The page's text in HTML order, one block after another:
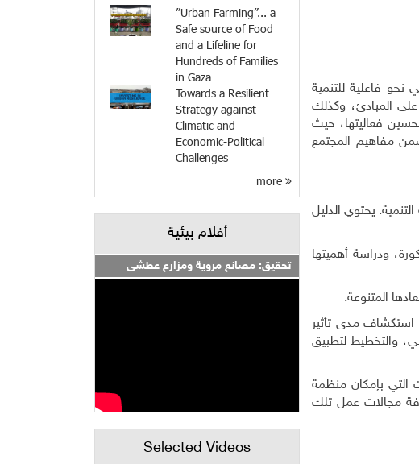
فاعلية للتنمية
المبادئ، وكذلك
فعاليتها، حيث
مفاهيم المجتمع
يحتوي الدليل
ودراسة أهميتها
المتنوعة.
استكشاف مدى تأثير
والتخطيط لتطبيق
التي بإمكان منظمة
مجالات عمل تلك
”Urban Farming”... a
Safe source of Food
and a Lifeline for
Hundreds of Families
in Gaza
Towards a Resilient
Strategy against
Climatic and
Economic-Political
Challenges
أفلام بيئية
تحقيق: مصانع مروية ومزارع عطشى
Selected Videos